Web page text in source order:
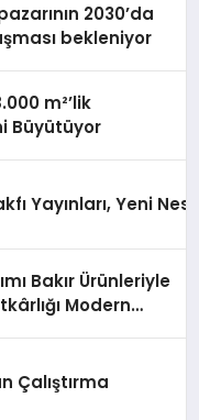
2030’da
bekleniyor
m²’lik
Büyütüyor
Yayınları, Yeni
Bakır Ürünleriyle
Modern
Çalıştırma